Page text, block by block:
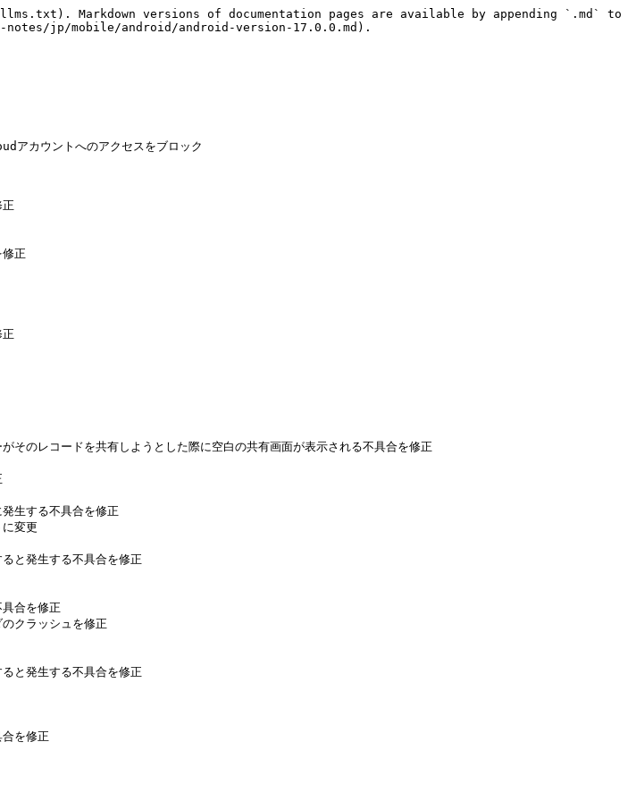
Markdown versions of documentation pages are available by appending `.md` to
jp/mobile/android/android-version-17.0.0.md).
カウントへのアクセスをブロック
正
のレコードを共有しようとした際に空白の共有画面が表示される不具合を修正
生する不具合を修正
変更
と発生する不具合を修正
合を修正
クラッシュを修正
と発生する不具合を修正
を修正